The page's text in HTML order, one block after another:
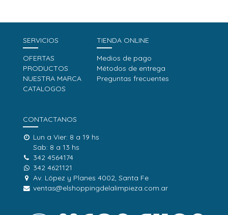
SERVICIOS
OFERTAS
PRODUCTOS
NUESTRA MARCA
CATALOGOS
TIENDA ONLINE
Medios de pago
Métodos de entrega
Preguntas frecuentes
CONTACTANOS
Lun a Vier: 8 a 19 hs
Sab: 8 a 13 hs
342 4564174
342 4621121
Av. López y Planes 4002, Santa Fe
ventas@elshoppingdelalimpieza.com.ar